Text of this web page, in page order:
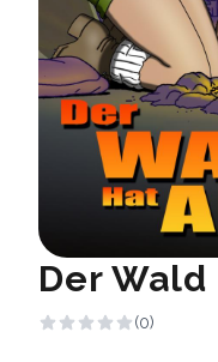
Der Wald
(0)